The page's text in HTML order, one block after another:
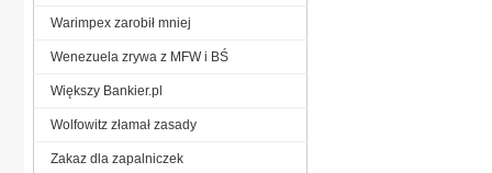
Warimpex zarobił mniej
Wenezuela zrywa z MFW i BŚ
Większy Bankier.pl
Wolfowitz złamał zasady
Zakaz dla zapalniczek